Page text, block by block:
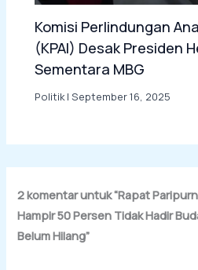
Komisi Perlindungan
(KPAI) Desak Presiden
Sementara MBG
Politik|September 16, 2025
2 komentar untuk “Rapat
Hampir 50 Persen Tidak Hadir
Belum Hilang”